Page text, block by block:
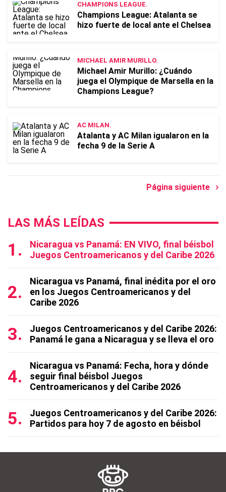
CHAMPIONS LEAGUE.
Champions League: Atalanta se
hizo fuerte de local ante el Chelsea
MICHAEL AMIR MURILLO.
Michael Amir Murillo: ¿Cuándo
juega el Olympique de Marsella en la
Champions League?
AC MILAN.
Atalanta y AC Milan igualaron en la
fecha 9 de la Serie A
Página siguiente
LAS MÁS LEÍDAS
Nicaragua vs Panamá: EN VIVO, final béisbol
Juegos Centroamericanos y del Caribe 2026
Nicaragua vs Panamá, final inédita por el oro
en los Juegos Centroamericanos y del
Caribe 2026
Juegos Centroamericanos y del Caribe 2026:
Panamá le gana a Nicaragua y se lleva el oro
Nicaragua vs Panamá: Fecha, hora y dónde
seguir final béisbol Juegos
Centroamericanos y del Caribe 2026
Juegos Centroamericanos y del Caribe 2026:
Partidos para hoy 7 de agosto en béisbol